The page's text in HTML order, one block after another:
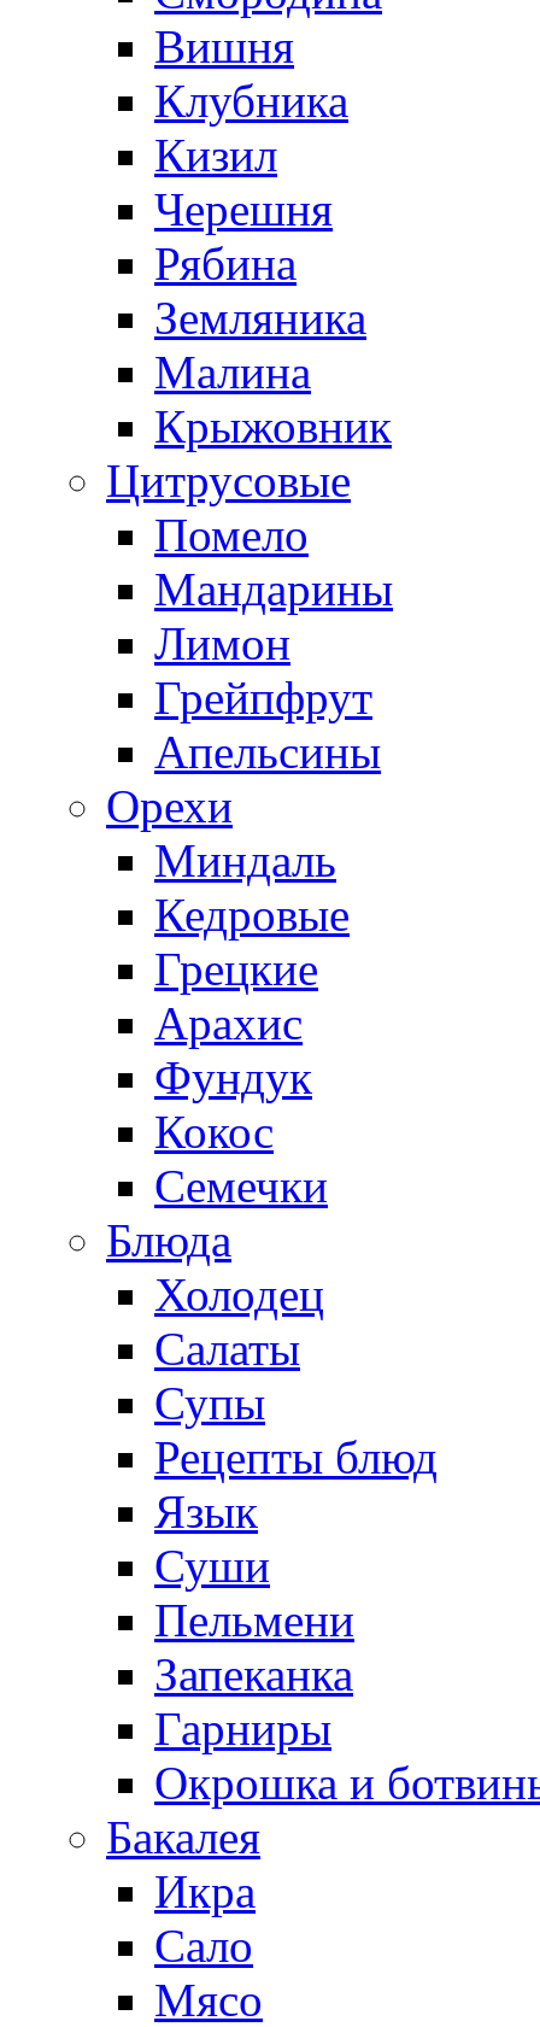
Вишня
Клубника
Кизил
Черешня
Рябина
Земляника
Малина
Крыжовник
Цитрусовые
Помело
Мандарины
Лимон
Грейпфрут
Апельсины
Орехи
Миндаль
Кедровые
Грецкие
Арахис
Фундук
Кокос
Семечки
Блюда
Холодец
Салаты
Супы
Рецепты блюд
Язык
Суши
Пельмени
Запеканка
Гарниры
Окрошка и
Бакалея
Икра
Сало
Мясо